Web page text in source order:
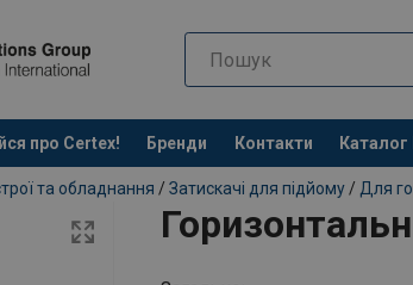
про Certex! Бренди Контакти Каталог
та обладнання / Затискачі для підйому / Для